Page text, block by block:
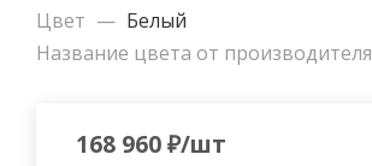
Цвет — Белый
Название цвета от производителя
168 960₽/шт